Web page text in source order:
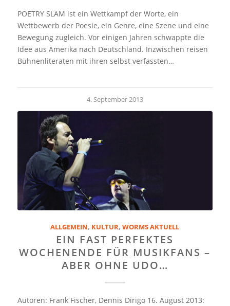
POETRY SLAM ist ein Wettkampf der Worte, ein
Wettbewerb der Poesie, ein Genre, eine Szene und eine
Bewegung zugleich. Vor einigen Jahren schwappte die
Idee aus Amerika nach Deutschland. Inzwischen reisen
Bühnenliteraten mit ihren selbst verfassten…
4. September 2013
ALLGEMEIN, KULTUR,WORMS AKTUELL
EIN FAST PERFEKTES
WOCHENENDE FÜR MUSIKFANS –
ABER OHNE UDO…
Autoren: Frank Fischer, Dennis Dirigo 16. August 2013: